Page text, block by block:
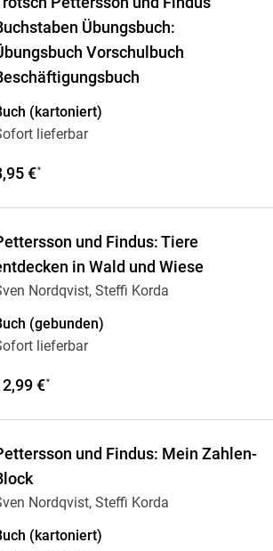
Übungsbuch:
Vorschulbuch
(kartoniert)
lieferbar
€*
und Findus: Tiere
in Wald und Wiese
Nordqvist, Steffi Korda
(gebunden)
lieferbar
€*
und Findus: Mein Zahlen-
Nordqvist, Steffi Korda
(kartoniert)